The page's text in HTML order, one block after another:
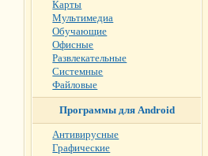
Карты
Мультимедиа
Обучающие
Офисные
Развлекательные
Системные
Файловые
Программы для Android
Антивирусные
Графические